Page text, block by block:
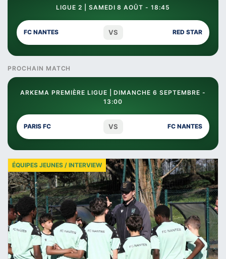
LIGUE 2 | SAMEDI 8 AOÛT - 18:45
FC NANTES VS RED STAR
PROCHAIN MATCH
ARKEMA PREMIÈRE LIGUE | DIMANCHE 6 SEPTEMBRE -
13:00
PARIS FC VS FC NANTES
ÉQUIPES JEUNES / INTERVIEW